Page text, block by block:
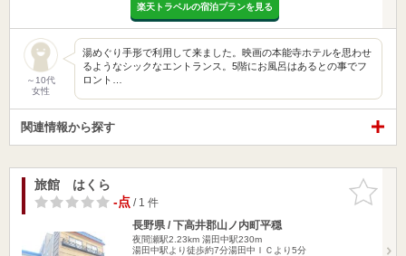
楽天トラベルの宿泊プランを見る
～10代
女性
湯めぐり手形で利用して来ました。映画の本能寺ホテルを思わせ
るようなシックなエントランス。5階にお風呂はあるとの事でフ
ロント…
関連情報から探す
お気に入
りに追加
旅館 はくら
-点/ 1 件
長野県 / 下高井郡山ノ内町平穏
夜間瀬駅2.23km 湯田中駅230m
湯田中駅より徒歩約7分湯田中ＩＣより5分